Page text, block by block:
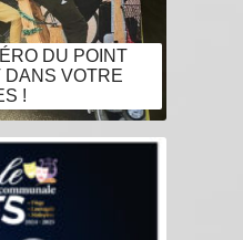
DU POINT
DANS VOTRE
!